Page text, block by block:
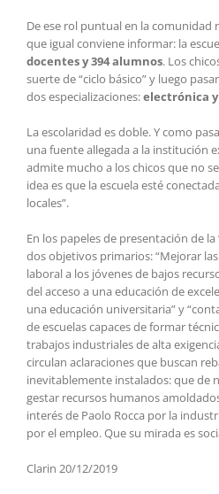
De ese rol puntual en la comunidad
que igual conviene informar: la
docentes y 394 alumnos. Los
suerte de “ciclo básico” y luego
dos especializaciones:electrónica
La escolaridad es doble. Y como
una fuente allegada a la institución
admite mucho a los chicos que no
idea es que la escuela esté
locales”.
En los papeles de presentación de la
dos objetivos primarios: “Mejorar
laboral a los jóvenes de bajos
del acceso a una educación de
una educación universitaria” y
de escuelas capaces de formar
trabajos industriales de alta
circulan aclaraciones que buscan
inevitablemente instalados: que de
gestar recursos humanos
interés de Paolo Rocca por la
por el empleo. Que su mirada es
Clarin 20/12/2019